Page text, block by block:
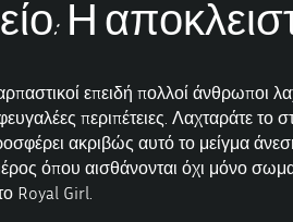
Η
επειδή πολλοί
περιπέτειες. Λαχταράτε
ακριβώς αυτό το μείγμα
όπου αισθάνονται όχι μόνο
Royal Girl.